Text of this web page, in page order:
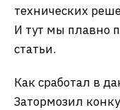
технических
И тут мы плавно
статьи.
Как сработал в
Затормозил